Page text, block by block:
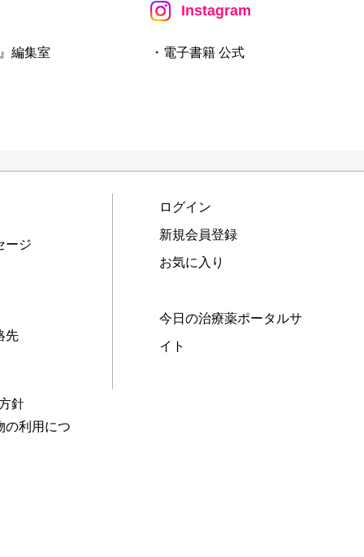
編集室
Instagram
・電子書籍 公式
ージ
先
針
の利用につ
ログイン
新規会員登録
お気に入り
今日の治療薬ポータルサ
イト